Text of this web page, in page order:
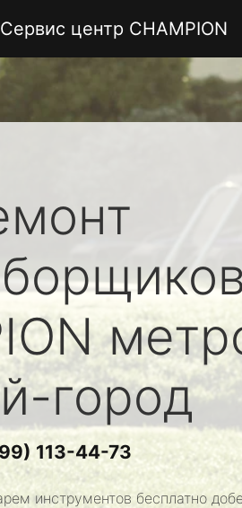
Сервис центр CHAMPION
город
113-44-73
инструментов бесплатно